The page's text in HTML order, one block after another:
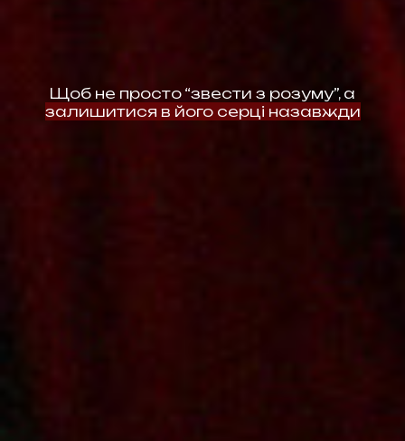
Щоб не просто “звести з розуму”, а
залишитися в його серці назавжди